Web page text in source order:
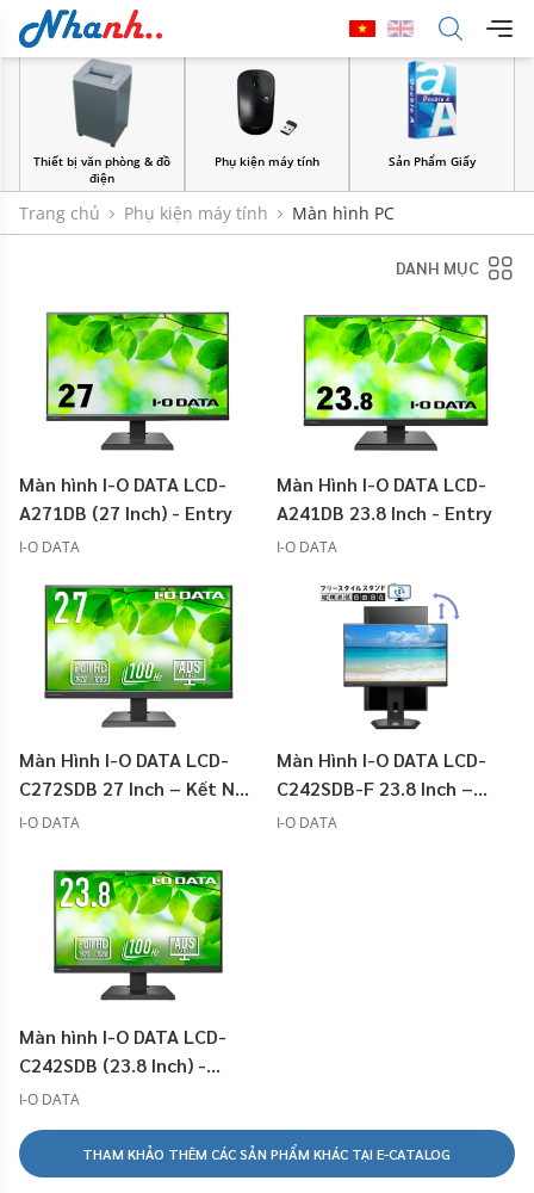
Thiết bị văn phòng & đồ
điện
Phụ kiện máy tính Sản Phẩm Giấy
Trang chủ Phụ kiện máy tính Màn hình PC
DANH MỤC
Màn hình I-O DATA LCD-
A271DB (27 Inch) - Entry
I-O DATA
Màn Hình I-O DATA LCD-
A241DB 23.8 Inch - Entry
I-O DATA
Màn Hình I-O DATA LCD-
C272SDB 27 Inch – Kết Nối
USB-C
I-O DATA
Màn Hình I-O DATA LCD-
C242SDB-F 23.8 Inch –
Chân Đế Linh Hoạt, Xoay
I-O DATA
Màn hình I-O DATA LCD-
C242SDB (23.8 Inch) -
TYPE-C
I-O DATA
THAM KHẢO THÊM CÁC SẢN PHẨM KHÁC TẠI E-CATALOG